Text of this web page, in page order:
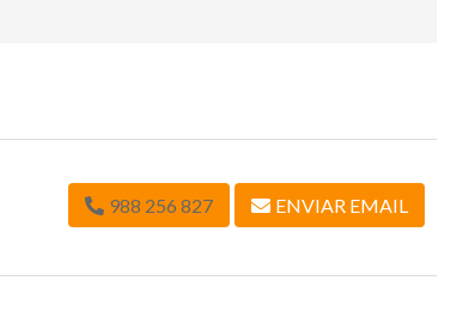
988 256 827 ENVIAR EMAIL